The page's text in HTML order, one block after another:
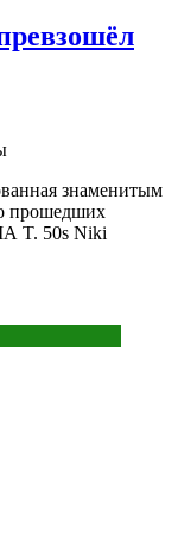
знаменитым
прошедших
T. 50s Niki